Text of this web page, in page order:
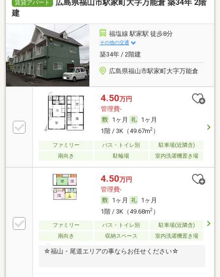
賃貸アパート
広島県福山市駅家町大字万能倉 築34年 2階
建
福塩線 駅家駅 徒歩8分
その他の交通
築34年 / 2階建
広島県福山市駅家町大字万能倉
4.50万円
管理費-
1ヶ月
1ヶ月
1階 / 3K（49.67m2）
ファミリー バス・トイレ別
駐車場(近隣含)
南向き
駐輪場 室内洗濯機置き場
4.50万円
管理費-
1ヶ月
1ヶ月
1階 / 3K（49.68m2）
ファミリー バス・トイレ別
駐車場(近隣含)
南向き
収納スペース 室内洗濯機置き場
☆福山・尾道エリアの事ならお任せください☆